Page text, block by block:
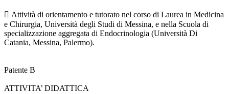
 Attività di orientamento e tutorato nel corso di Laurea in Medicina
e Chirurgia, Università degli Studi di Messina, e nella Scuola di
specializzazione aggregata di Endocrinologia (Università Di
Catania, Messina, Palermo).
Patente B
ATTIVITA’ DIDATTICA